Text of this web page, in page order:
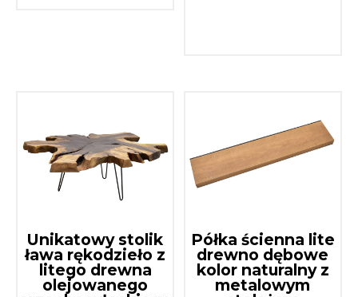
Unikatowy stolik
ława rękodzieło z
litego drewna
olejowanego
Półka ścienna lite
drewno dębowe
kolor naturalny z
metalowym